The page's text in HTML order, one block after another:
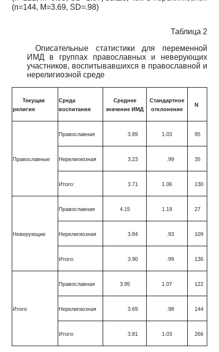
(п=144, М=3.69, SD=.98)
Таблица 2
Описательные статистики для переменной
ИМД в группах православных и неверующих
участников, воспитывавшихся в православной и
нерелигиозной среде
Текущая
религия
Среда
воспитания
Среднее
значение ИМД
Стандартное
отклонение
N
Православные
Православная 3.89 1.03 95
Нерелигиозная 3.23 .99 35
Итого: 3.71 1.06 130
Неверующие
Православная 4.15 1.19 27
Нерелигиозная 3.84 .93 109
Итого: 3.90 .99 136
Итого
Православная 3.95 1.07 122
Нерелигиозная 3.69 .98 144
Итого: 3.81 1.03 266